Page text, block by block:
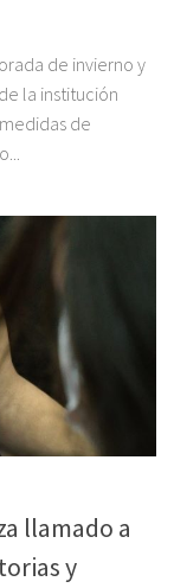
de invierno y
la institución
de
llamado a
y